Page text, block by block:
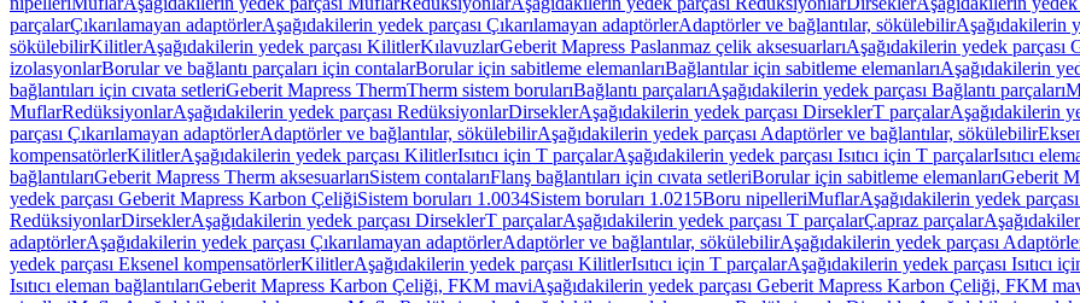
parçalarÇıkarılamayan adaptörlerAşağıdakilerin yedek parçası Çıkarılamayan adaptörlerAdaptörler ve bağlantılar, sökülebilirAşağıdakilerin
sökülebilirKilitlerAşağıdakilerin yedek parçası KilitlerKılavuzlarGeberit Mapress Paslanmaz çelik aksesuarlarıAşağıdakilerin yedek parçası
izolasyonlarBorular ve bağlantı parçaları için contalarBorular için sabitleme elemanlarıBağlantılar için sabitleme elemanlarıAşağıdakilerin
bağlantıları için cıvata setleriGeberit Mapress ThermTherm sistem borularıBağlantı parçalarıAşağıdakilerin yedek parçası Bağlantı parçaları
MuflarRedüksiyonlarAşağıdakilerin yedek parçası RedüksiyonlarDirseklerAşağıdakilerin yedek parçası DirseklerT parçalarAşağıdakilerin
parçası Çıkarılamayan adaptörlerAdaptörler ve bağlantılar, sökülebilirAşağıdakilerin yedek parçası Adaptörler ve bağlantılar, sökülebilir
kompensatörlerKilitlerAşağıdakilerin yedek parçası KilitlerIsıtıcı için T parçalarAşağıdakilerin yedek parçası Isıtıcı için T parçalarIsıtıcı
bağlantılarıGeberit Mapress Therm aksesuarlarıSistem contalarıFlanş bağlantıları için cıvata setleriBorular için sabitleme elemanlarıGeberit
yedek parçası Geberit Mapress Karbon ÇeliğiSistem boruları 1.0034Sistem boruları 1.0215Boru nipelleriMuflarAşağıdakilerin yedek
RedüksiyonlarDirseklerAşağıdakilerin yedek parçası DirseklerT parçalarAşağıdakilerin yedek parçası T parçalarÇapraz parçalar
adaptörlerAşağıdakilerin yedek parçası Çıkarılamayan adaptörlerAdaptörler ve bağlantılar, sökülebilirAşağıdakilerin yedek parçası
yedek parçası Eksenel kompensatörlerKilitlerAşağıdakilerin yedek parçası KilitlerIsıtıcı için T parçalarAşağıdakilerin yedek parçası Isıtıcı
Isıtıcı eleman bağlantılarıGeberit Mapress Karbon Çeliği, FKM maviAşağıdakilerin yedek parçası Geberit Mapress Karbon Çeliği, FKM